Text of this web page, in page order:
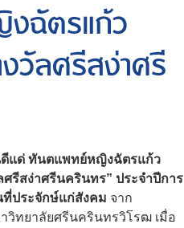
ฉัตรแก้ว
วัลศรีสง่าศรี
แด่ ทันตแพทย์หญิงฉัตรแก้ว
รีสง่าศรีนครินทร” ประจำปีการ
ที่ประจักษ์แก่สังคม จาก
วิทยาลัยศรีนครินทรวิโรฒ เมื่อ